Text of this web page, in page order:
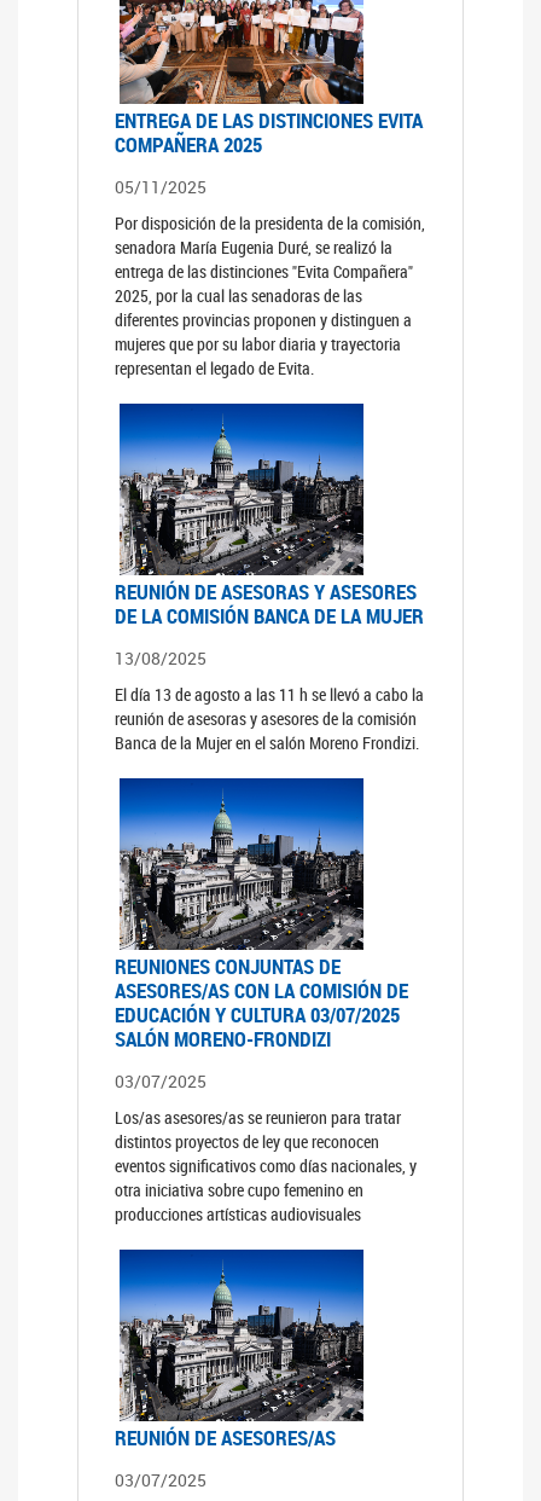
ENTREGA DE LAS DISTINCIONES EVITA
COMPAÑERA 2025
05/11/2025
Por disposición de la presidenta de la comisión,
senadora María Eugenia Duré, se realizó la
entrega de las distinciones "Evita Compañera"
2025, por la cual las senadoras de las
diferentes provincias proponen y distinguen a
mujeres que por su labor diaria y trayectoria
representan el legado de Evita.
REUNIÓN DE ASESORAS Y ASESORES
DE LA COMISIÓN BANCA DE LA MUJER
13/08/2025
El día 13 de agosto a las 11 h se llevó a cabo la
reunión de asesoras y asesores de la comisión
Banca de la Mujer en el salón Moreno Frondizi.
REUNIONES CONJUNTAS DE
ASESORES/AS CON LA COMISIÓN DE
EDUCACIÓN Y CULTURA 03/07/2025
SALÓN MORENO-FRONDIZI
03/07/2025
Los/as asesores/as se reunieron para tratar
distintos proyectos de ley que reconocen
eventos significativos como días nacionales, y
otra iniciativa sobre cupo femenino en
producciones artísticas audiovisuales
REUNIÓN DE ASESORES/AS
03/07/2025